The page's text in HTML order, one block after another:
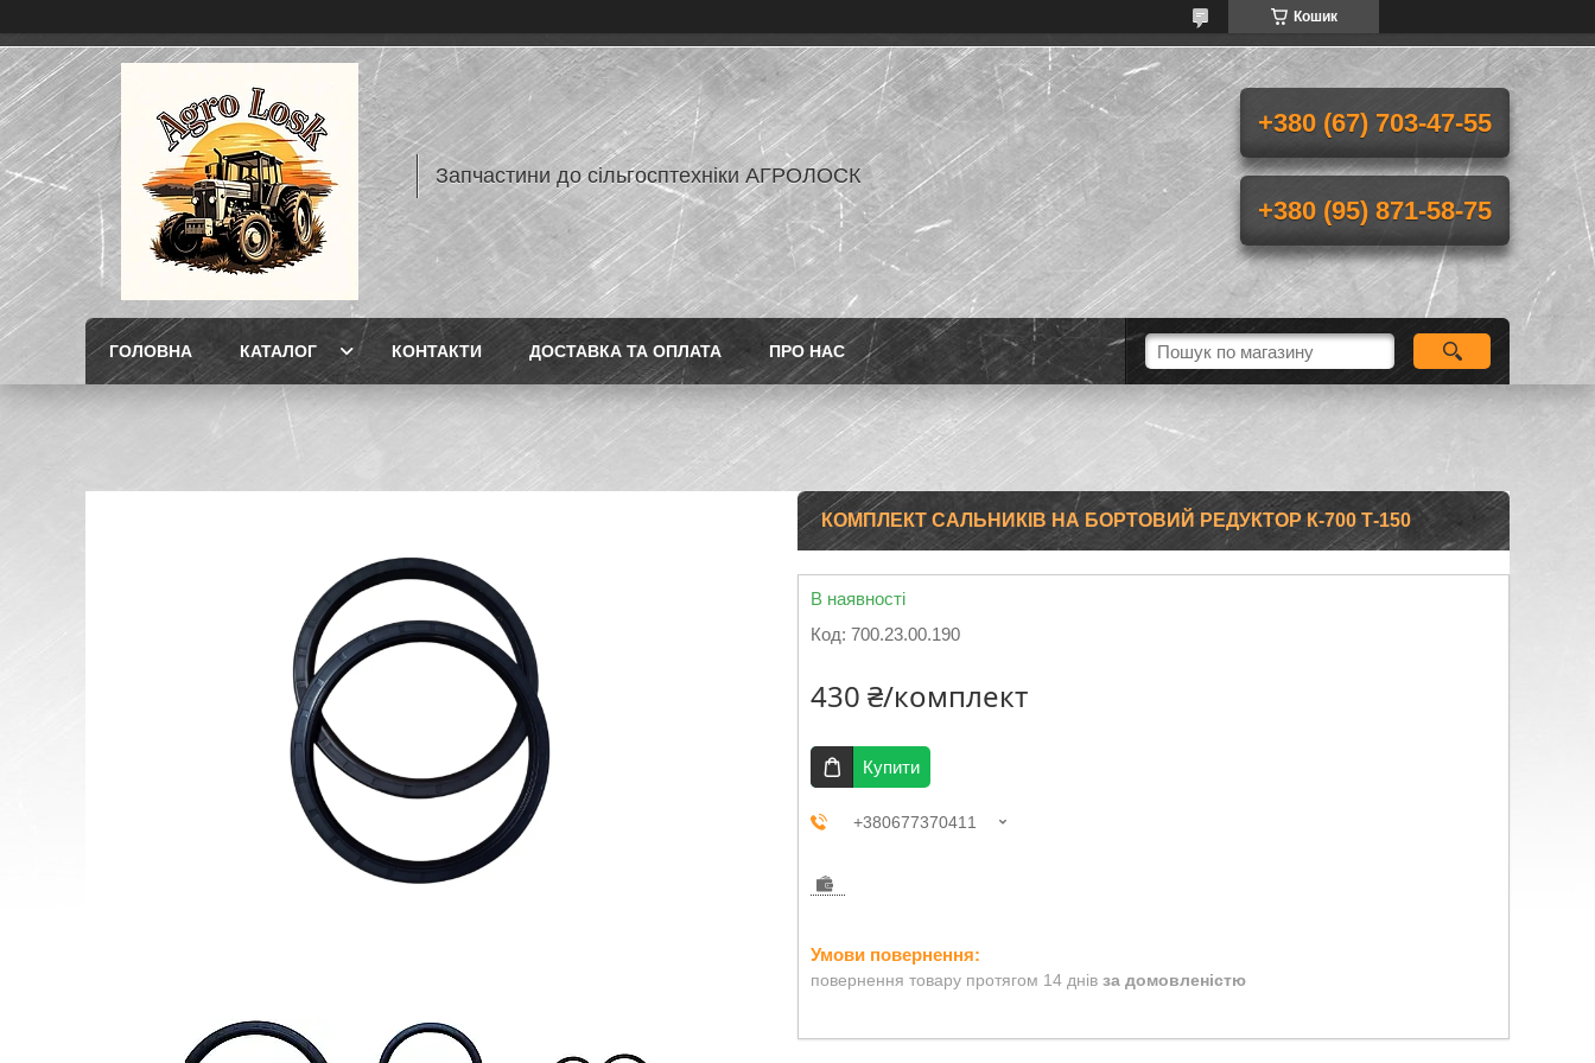
Кошик
Запчастини до сільгосптехніки АГРОЛОСК
+380 (67) 703-47-55
+380 (95) 871-58-75
ГОЛОВНА КАТАЛОГ КОНТАКТИ ДОСТАВКА ТА ОПЛАТА ПРО НАС
КОМПЛЕКТ САЛЬНИКІВ НА БОРТОВИЙ РЕДУКТОР К-700 Т-150
В наявності
Код: 700.23.00.190
430 ₴/комплект
Купити
+380677370411
повернення товару протягом 14 днів за домовленістю